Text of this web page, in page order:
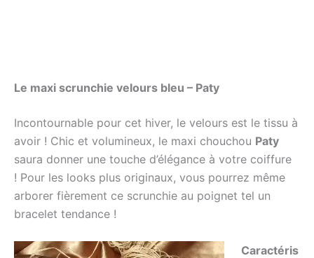
Le maxi scrunchie velours bleu – Paty
Incontournable pour cet hiver, le velours est le tissu à
avoir ! Chic et volumineux, le maxi chouchou Paty
saura donner une touche d’élégance à votre coiffure
! Pour les looks plus originaux, vous pourrez même
arborer fièrement ce scrunchie au poignet tel un
bracelet tendance !
Caractéris